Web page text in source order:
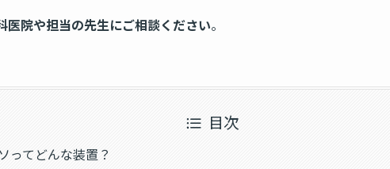
医院や担当の先生にご相談ください。
目次
ってどんな装置？